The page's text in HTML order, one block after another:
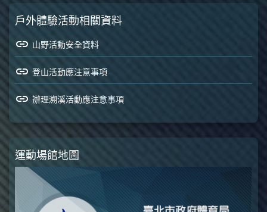
戶外體驗活動相關資料
link 山野活動安全資料
link 登山活動應注意事項
link 辦理溯溪活動應注意事項
運動場館地圖